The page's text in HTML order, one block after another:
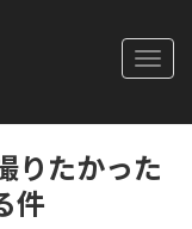
りたかった
件